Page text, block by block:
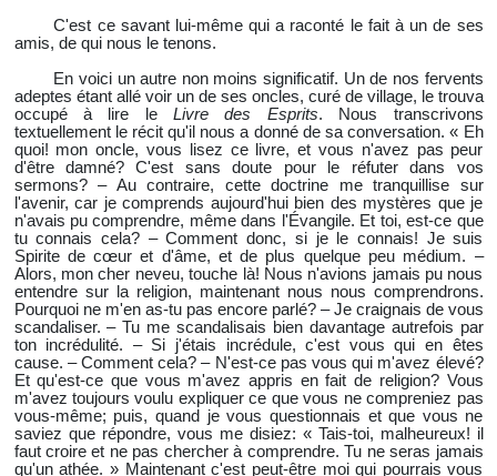
C'est ce savant lui-même qui a raconté le fait à un de ses
amis, de qui nous le tenons.
En voici un autre non moins significatif. Un de nos fervents
adeptes étant allé voir un de ses oncles, curé de village, le trouva
occupé à lire le Livre des Esprits. Nous transcrivons
textuellement le récit qu'il nous a donné de sa conversation. « Eh
quoi! mon oncle, vous lisez ce livre, et vous n'avez pas peur
d'être damné? C'est sans doute pour le réfuter dans vos
sermons? – Au contraire, cette doctrine me tranquillise sur
l'avenir, car je comprends aujourd'hui bien des mystères que je
n'avais pu comprendre, même dans l'Évangile. Et toi, est-ce que
tu connais cela? – Comment donc, si je le connais! Je suis
Spirite de cœur et d'âme, et de plus quelque peu médium. –
Alors, mon cher neveu, touche là! Nous n'avions jamais pu nous
entendre sur la religion, maintenant nous nous comprendrons.
Pourquoi ne m'en as-tu pas encore parlé? – Je craignais de vous
scandaliser. – Tu me scandalisais bien davantage autrefois par
ton incrédulité. – Si j'étais incrédule, c'est vous qui en êtes
cause. – Comment cela? – N'est-ce pas vous qui m'avez élevé?
Et qu'est-ce que vous m'avez appris en fait de religion? Vous
m'avez toujours voulu expliquer ce que vous ne compreniez pas
vous-même; puis, quand je vous questionnais et que vous ne
saviez que répondre, vous me disiez: « Tais-toi, malheureux! il
faut croire et ne pas chercher à comprendre. Tu ne seras jamais
qu'un athée. » Maintenant c'est peut-être moi qui pourrais vous